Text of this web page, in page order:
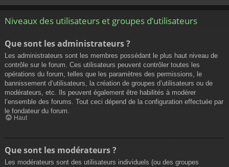
Niveaux des utilisateurs et groupes d’utilisateurs
Que sont les administrateurs ?
Les administrateurs sont les membres possédant le plus haut niveau de
contrôle sur le forum. Ces utilisateurs peuvent contrôler toutes les
opérations du forum, telles que les paramètres des permissions, le
bannissement d’utilisateurs, la création de groupes d’utilisateurs ou de
modérateurs, etc. Ils peuvent également être habilités à modérer
l’ensemble des forums. Tout ceci dépend de la configuration effectuée par
le fondateur du forum.
Haut
Que sont les modérateurs ?
Les modérateurs sont des utilisateurs individuels (ou des groupes